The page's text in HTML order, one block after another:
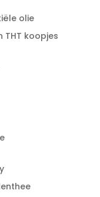
olie
THT koopjes